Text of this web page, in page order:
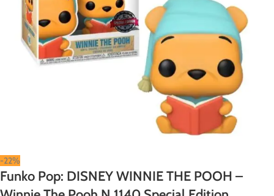
-22%
Funko Pop: DISNEY WINNIE THE POOH –